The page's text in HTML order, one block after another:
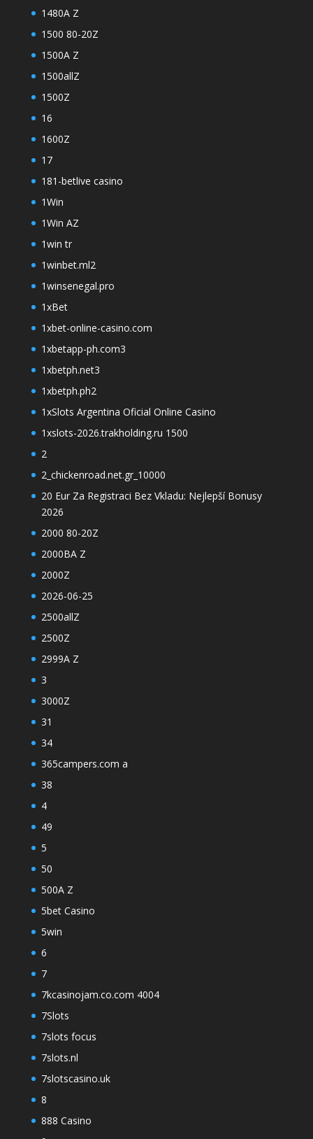
1480A Z
1500 80-20Z
1500A Z
1500allZ
1500Z
16
1600Z
17
181-betlive casino
1Win
1Win AZ
1win tr
1winbet.ml2
1winsenegal.pro
1xBet
1xbet-online-casino.com
1xbetapp-ph.com3
1xbetph.net3
1xbetph.ph2
1xSlots Argentina Oficial Online Casino
1xslots-2026.trakholding.ru 1500
2
2_chickenroad.net.gr_10000
20 Eur Za Registraci Bez Vkladu: Nejlepší Bonusy
2026
2000 80-20Z
2000BA Z
2000Z
2026-06-25
2500allZ
2500Z
2999A Z
3
3000Z
31
34
365campers.com a
38
4
49
5
50
500A Z
5bet Casino
5win
6
7
7kcasinojam.co.com 4004
7Slots
7slots focus
7slots.nl
7slotscasino.uk
8
888 Casino